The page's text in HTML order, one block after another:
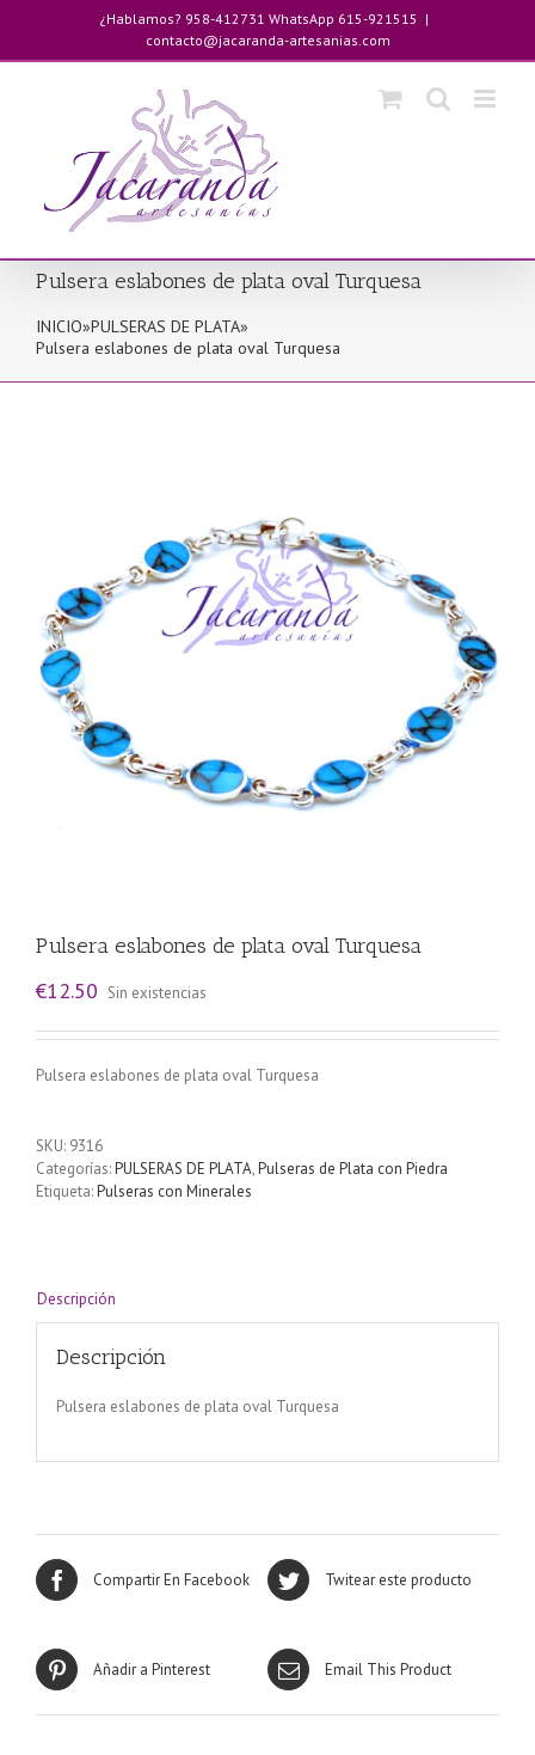
contenido
¿Hablamos? 958-412731 WhatsApp 615-921515 |
contacto@jacaranda-artesanias.com
Pulsera eslabones de plata oval Turquesa
INICIO»PULSERAS DE PLATA»
Pulsera eslabones de plata oval Turquesa
Pulsera eslabones de plata oval Turquesa
€12.50 Sin existencias
Pulsera eslabones de plata oval Turquesa
SKU: 9316
Categorías:PULSERAS DE PLATA,Pulseras de Plata con Piedra
Etiqueta:Pulseras con Minerales
Descripción
Descripción
Pulsera eslabones de plata oval Turquesa
Compartir En Facebook Twitear este producto
Añadir a Pinterest Email This Product